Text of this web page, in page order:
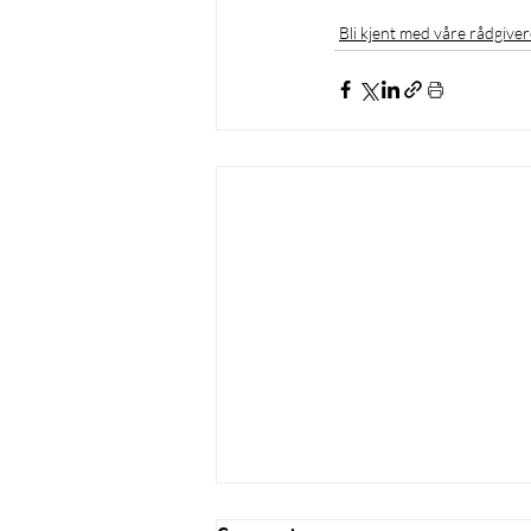
Bli kjent med våre